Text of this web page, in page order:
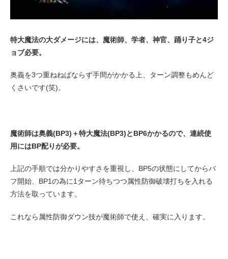
特大魔法の大ダメージには、魔術師、学者、神官、踊り子と4ジ
ョブ必要。
奥義を3つ重ねねばならず手間がかかる上、ターン調整もめんど
くさいです(笑)。
魔術師は奥義(BP3)＋特大魔法(BP3)とBP6かかるので、連続使
用にはBP配りが必要。
上記の手順では分かりやすさを重視し、BP5の状態にしてからバ
フ開始、BP1の為に1ターン待ちつつ属性防御破壊打ちを入れる
方法を取っています。
これなら属性防御ダウン技が魔術師で使え、確実に入ります。